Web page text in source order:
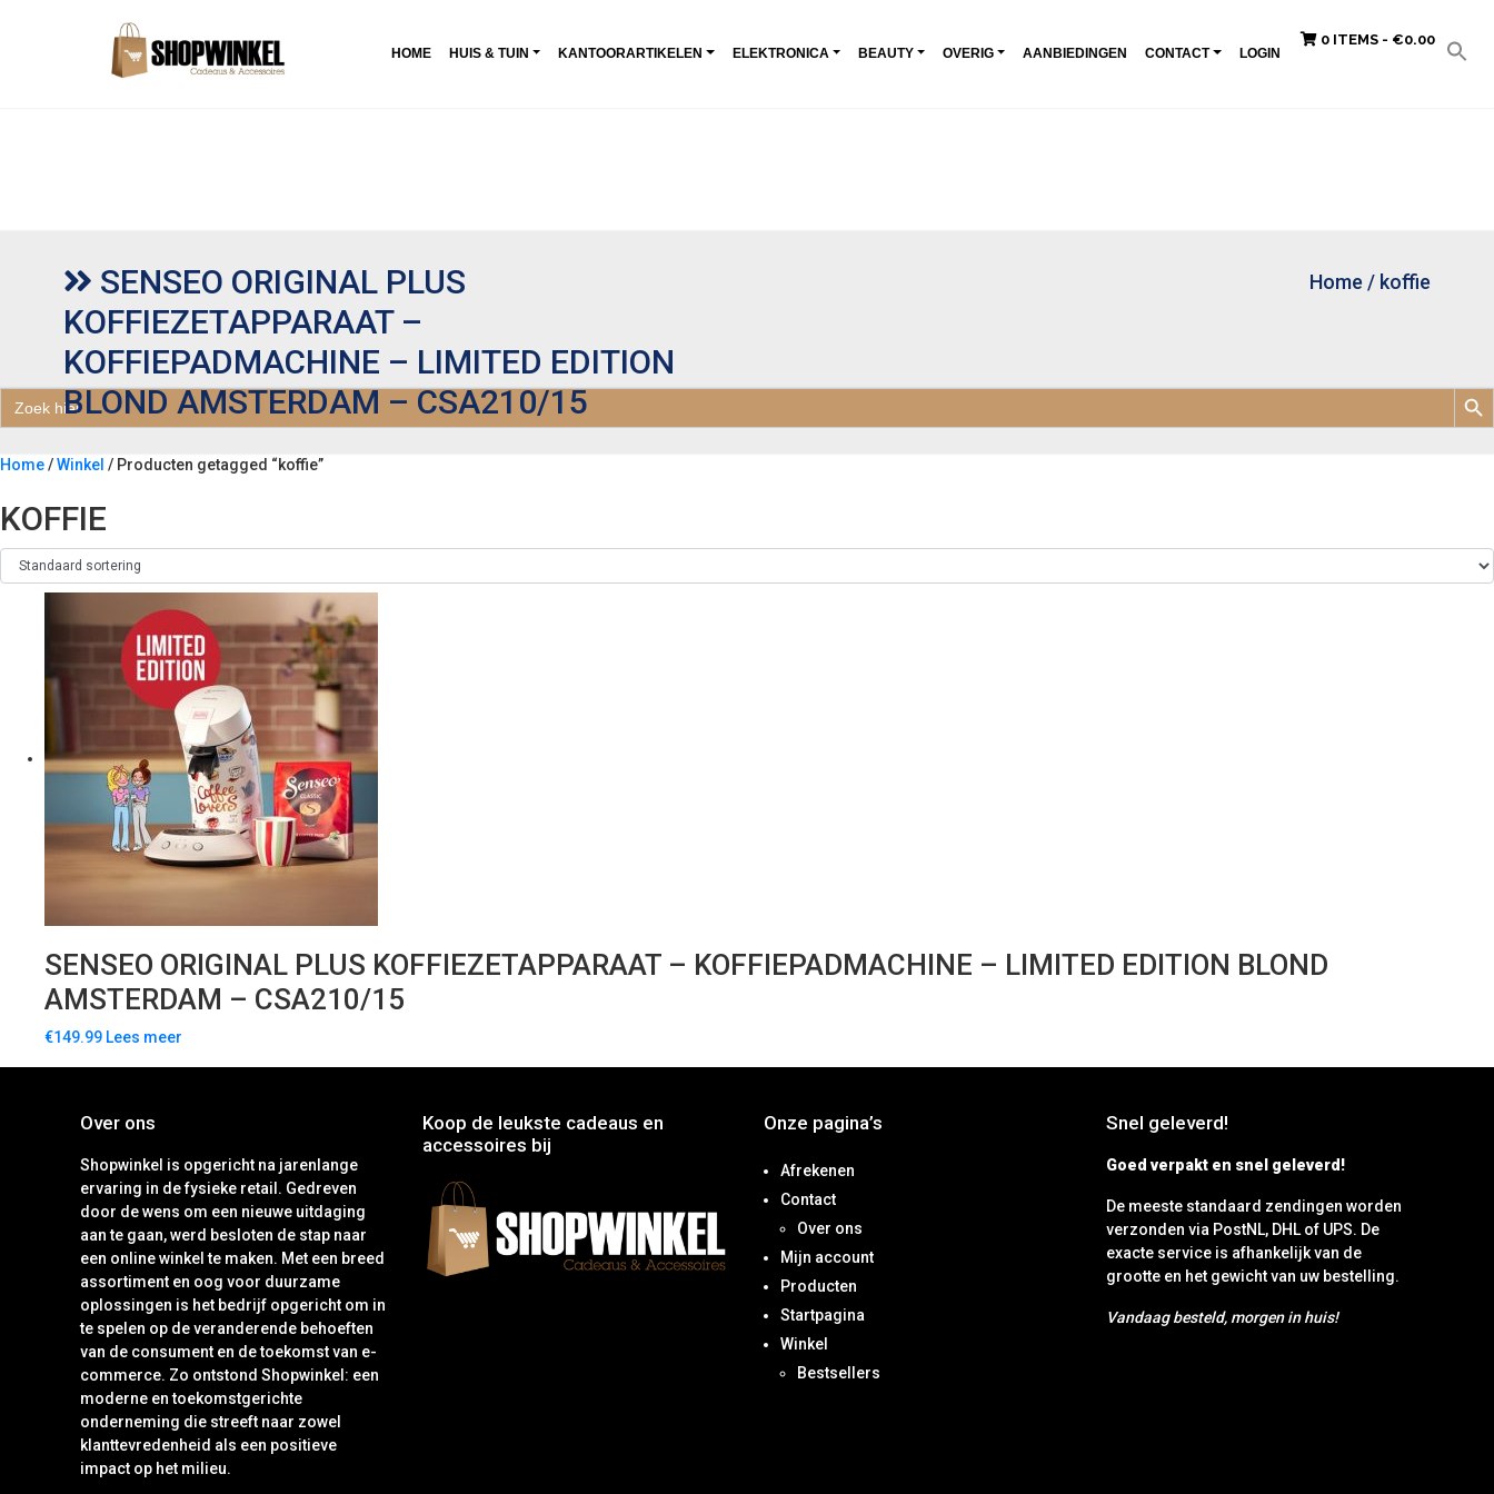
Zoek
naar:
HOME HUIS & TUIN KANTOORARTIKELEN ELEKTRONICA BEAUTY OVERIG AANBIEDINGEN CONTACT LOGIN
0 ITEMS - €0.00
SENSEO ORIGINAL PLUS
KOFFIEZETAPPARAAT –
KOFFIEPADMACHINE – LIMITED EDITION
BLOND AMSTERDAM – CSA210/15
Home / koffie
Home/Winkel / Producten getagged “koffie”
KOFFIE
SENSEO ORIGINAL PLUS KOFFIEZETAPPARAAT – KOFFIEPADMACHINE – LIMITED EDITION BLOND
AMSTERDAM – CSA210/15
€149.99 Lees meer
Over ons
Shopwinkel is opgericht na jarenlange
ervaring in de fysieke retail. Gedreven
door de wens om een nieuwe uitdaging
aan te gaan, werd besloten de stap naar
een online winkel te maken. Met een breed
assortiment en oog voor duurzame
oplossingen is het bedrijf opgericht om in
te spelen op de veranderende behoeften
van de consument en de toekomst van e-
commerce. Zo ontstond Shopwinkel: een
moderne en toekomstgerichte
onderneming die streeft naar zowel
klanttevredenheid als een positieve
impact op het milieu.
Koop de leukste cadeaus en
accessoires bij
Onze pagina’s
Afrekenen
Contact
Over ons
Mijn account
Producten
Startpagina
Winkel
Bestsellers
Snel geleverd!
Goed verpakt en snel geleverd!
De meeste standaard zendingen worden
verzonden via PostNL, DHL of UPS. De
exacte service is afhankelijk van de
grootte en het gewicht van uw bestelling.
Vandaag besteld, morgen in huis!